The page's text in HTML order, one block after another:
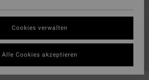
Cookies verwalten
Alle Cookies akzeptieren